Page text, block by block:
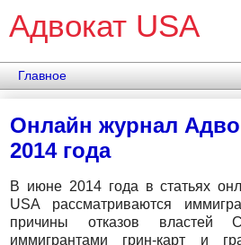
Адвокат USA
Онлайн журнал
2014 года
В июне 2014 года в статьях
USA рассматриваются
причины отказов
иммигрантами грин-карт и